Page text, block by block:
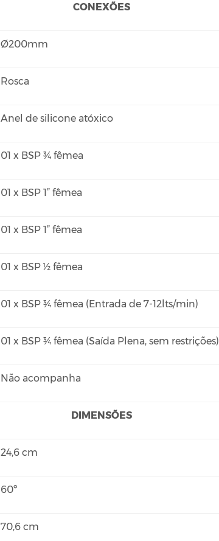
CONEXÕES
Ø200mm
Rosca
Anel de silicone atóxico
01 x BSP ¾ fêmea
01 x BSP 1” fêmea
01 x BSP 1” fêmea
01 x BSP ½ fêmea
01 x BSP ¾ fêmea (Entrada de 7-12lts/min)
01 x BSP ¾ fêmea (Saída Plena, sem restrições)
Não acompanha
DIMENSÕES
24,6 cm
60º
70,6 cm